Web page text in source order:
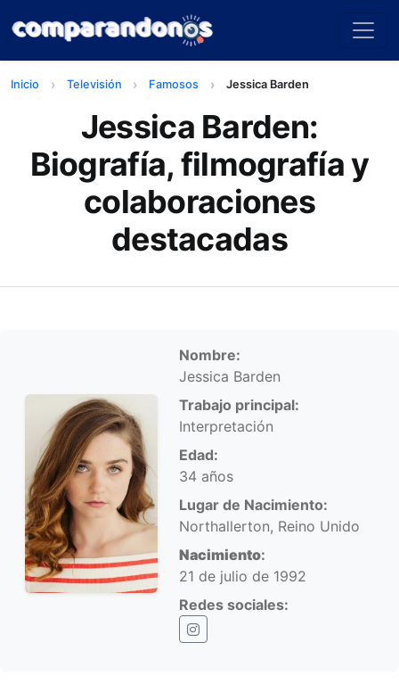
Inicio Televisión Famosos Jessica Barden
Jessica Barden:
Biografía, filmografía y
colaboraciones
destacadas
Información personal
Nombre:
Jessica Barden
Trabajo principal:
Interpretación
Edad:
34 años
Lugar de Nacimiento:
Northallerton, Reino Unido
Nacimiento:
21 de julio de 1992
Redes sociales:
Instagram